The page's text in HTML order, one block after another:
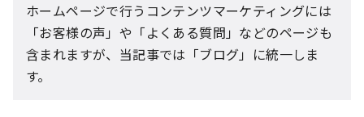
ホームページで行うコンテンツマーケティングには
「お客様の声」や「よくある質問」などのページも
含まれますが、当記事では「ブログ」に統一しま
す。